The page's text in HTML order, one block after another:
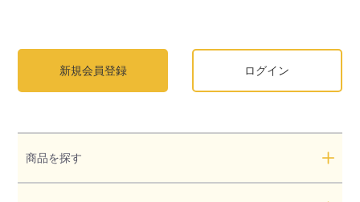
新規会員登録 ログイン
商品を探す